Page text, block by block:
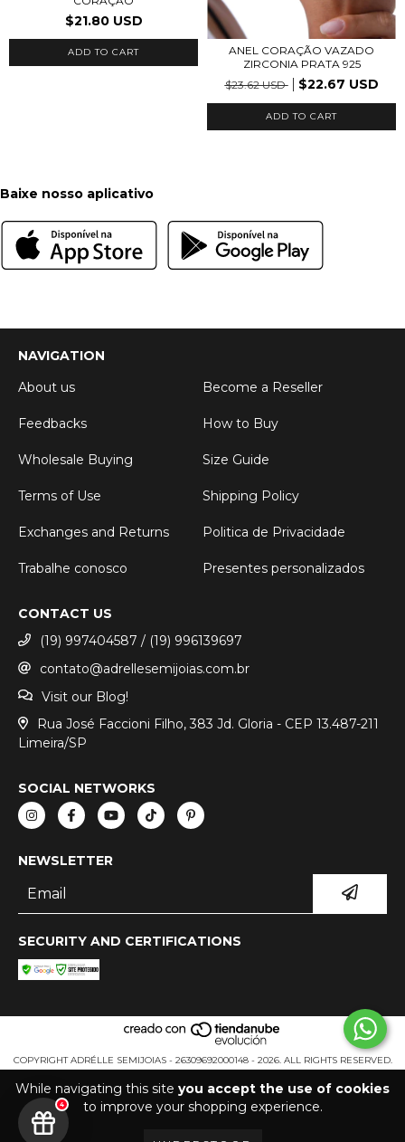
While navigating this site you accept the use of cookies
to improve your shopping experience.
$21.80 USD
ADD TO CART
ANEL CORAÇÃO VAZADO
ZIRCONIA PRATA 925
$23.62 USD
$22.67 USD
ADD TO CART
Baixe nosso aplicativo
NAVIGATION
About us
Become a Reseller
Feedbacks How to Buy
Wholesale Buying Size Guide
Terms of Use Shipping Policy
Exchanges and Returns Politica de Privacidade
Trabalhe conosco Presentes personalizados
CONTACT US
(19) 997404587 / (19) 996139697
contato@adrellesemijoias.com.br
Visit our Blog!
Rua José Faccioni Filho, 383 Jd. Gloria - CEP 13.487-211
Limeira/SP
SOCIAL NETWORKS
NEWSLETTER
SECURITY AND CERTIFICATIONS
COPYRIGHT ADRÉLLE SEMIJOIAS - 26309692000148 - 2026. ALL RIGHTS RESERVED.
4